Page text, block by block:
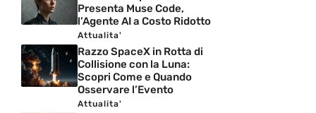
Presenta Muse Code,
l’Agente AI a Costo Ridotto
Attualita'
Razzo SpaceX in Rotta di
Collisione con la Luna:
Scopri Come e Quando
Osservare l’Evento
Attualita'